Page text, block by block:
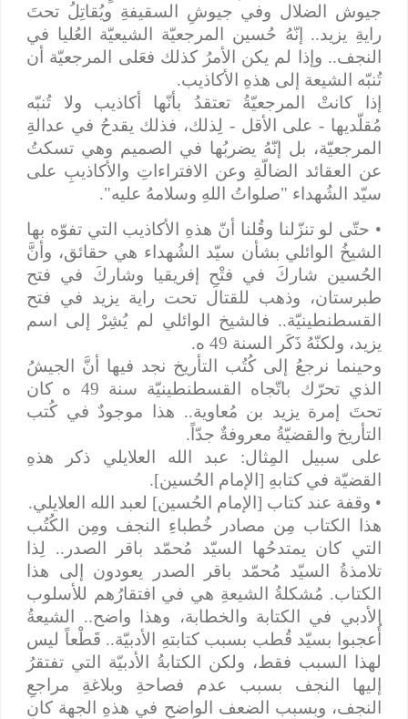
جيوش الضلال وفي جيوشِ السقيفةِ ويُقاتِلُ تحتَ
رايةِ يزيد.. إنّهُ حُسين المرجعيّة الشيعيّة العُليا في
النجف.. وإذا لم يكن الأمرُ كذلك فعَلى المرجعيّة أن
تُنبّه الشيعة إلى هذهِ الأكاذيب.
إذا كانتْ المرجعيّةُ تعتقدُ بأنّها أكاذيب ولا تُنبّه
مُقلّديها - على الأقل - لِذلك، فذلك يقدحُ في عدالةِ
المرجعيّة، بل إنّهُ يضربُها في الصميم وهي تسكتُ
عن العقائد الضالّةِ وعن الافتراءاتِ والأكاذيبِ على
سيّد الشُهداء "صلواتُ اللهِ وسلامهُ عليه".
• حتّى لو تنزّلنا وقُلنا أنّ هذهِ الأكاذيب التي تفوّه بها
الشيخُ الوائلي بشأن سيّد الشُهداء هي حقائق، وأنَّ
الحُسين شاركَ في فتْحِ إفريقيا وشاركَ في فتح
طبرستان، وذهب للقتال تحت راية يزيد في فتح
القسطنطينيّة.. فالشيخ الوائلي لم يُشِرْ إلى اسم
يزيد، ولكنّهُ ذَكَر السنة 49 ه.
وحينما نرجعُ إلى كُتُب التأريخ نجد فيها أنَّ الجيشُ
الذي تحرّك باتّجاه القسطنطينيّة سنة 49 ه كان
تحتَ إمرة يزيد بن مُعاوية.. هذا موجودٌ في كُتب
التأريخ والقضيّةُ معروفةٌ جدّاً.
على سبيل المِثال: عبد الله العلايلي ذكر هذهِ
القضيّة في كتابهِ [الإمام الحُسين].
• وقفة عند كتاب [الإمام الحُسين] لعبد الله العلايلي.
هذا الكتاب مِن مصادر خُطباءِ النجف ومِن الكُتُب
التي كان يمتدحُها السيّد مُحمّد باقر الصدر.. لِذا
تلامذةُ السيّد مُحمّد باقر الصدر يعودون إلى هذا
الكتاب. مُشكلةُ الشيعةِ هي في افتقارُهم للأسلوب
الأدبي في الكتابة والخطابة، وهذا واضح.. الشيعةُ
أُعجبوا بسيّد قُطب بسبب كتابتهِ الأدبيّة.. قَطْعاً ليس
لهذا السبب فقط، ولكن الكتابةُ الأدبيّة التي تفتقرُ
إليها النجف بسبب عدم فصاحةِ وبلاغةِ مراجعِ
النجف، وبسبب الضعف الواضح في هذهِ الجهة كان